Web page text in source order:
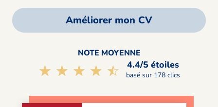
Améliorer mon CV
NOTE MOYENNE
☆☆☆☆☆
★★★★★ 4.4/5 étoiles
basé sur 178 clics